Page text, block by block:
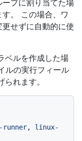
プに割り当てた場
。 この場合、ワ
せずに自動的に使
ベルを作成した場
ルの実行フィール
れます。
, linux-